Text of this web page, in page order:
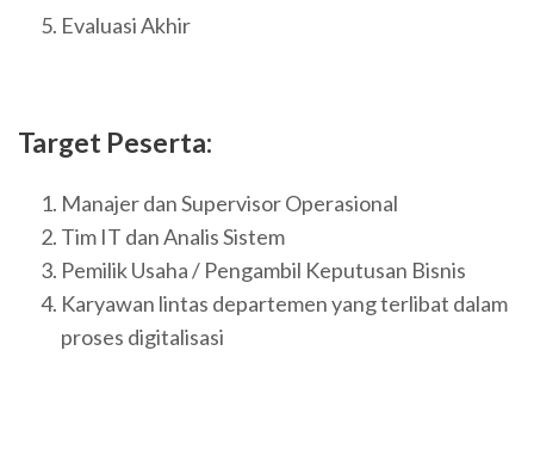
Evaluasi Akhir
Target Peserta:
Manajer dan Supervisor Operasional
Tim IT dan Analis Sistem
Pemilik Usaha / Pengambil Keputusan Bisnis
Karyawan lintas departemen yang terlibat dalam
proses digitalisasi